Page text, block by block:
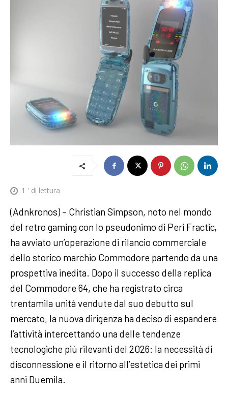
1 ' di lettura
(Adnkronos) – Christian Simpson, noto nel mondo
del retro gaming con lo pseudonimo di Peri Fractic,
ha avviato un’operazione di rilancio commerciale
dello storico marchio Commodore partendo da una
prospettiva inedita. Dopo il successo della replica
del Commodore 64, che ha registrato circa
trentamila unità vendute dal suo debutto sul
mercato, la nuova dirigenza ha deciso di espandere
l’attività intercettando una delle tendenze
tecnologiche più rilevanti del 2026: la necessità di
disconnessione e il ritorno all’estetica dei primi
anni Duemila.